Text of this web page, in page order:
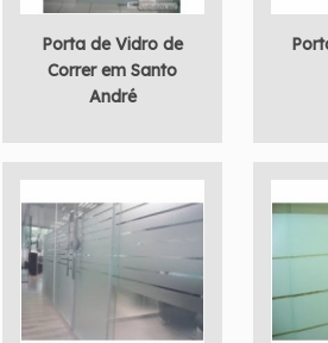
Porta de Vidro de
Correr em Santo
André